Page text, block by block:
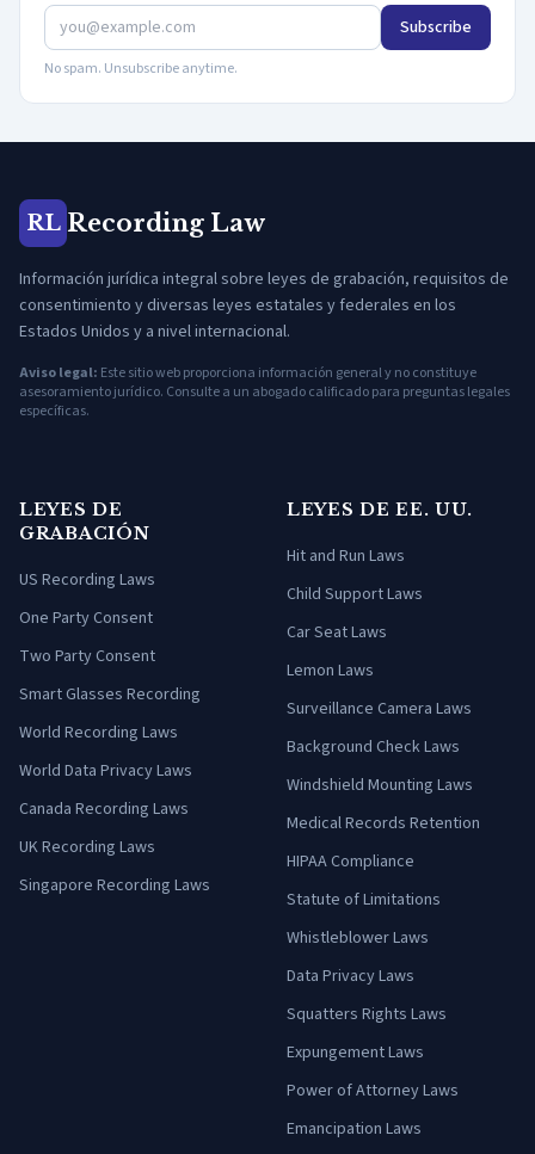
Subscribe
No spam. Unsubscribe anytime.
RL Recording Law
Información jurídica integral sobre leyes de grabación, requisitos de
consentimiento y diversas leyes estatales y federales en los
Estados Unidos y a nivel internacional.
Aviso legal: Este sitio web proporciona información general y no constituye
asesoramiento jurídico. Consulte a un abogado calificado para preguntas legales
específicas.
LEYES DE
GRABACIÓN
US Recording Laws
One Party Consent
Two Party Consent
Smart Glasses Recording
World Recording Laws
World Data Privacy Laws
Canada Recording Laws
UK Recording Laws
Singapore Recording Laws
LEYES DE EE. UU.
Hit and Run Laws
Child Support Laws
Car Seat Laws
Lemon Laws
Surveillance Camera Laws
Background Check Laws
Windshield Mounting Laws
Medical Records Retention
HIPAA Compliance
Statute of Limitations
Whistleblower Laws
Data Privacy Laws
Squatters Rights Laws
Expungement Laws
Power of Attorney Laws
Emancipation Laws